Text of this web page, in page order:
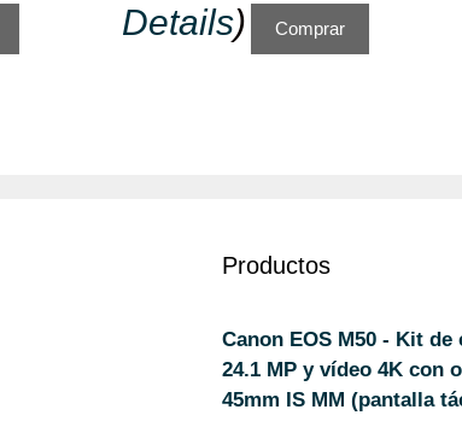
Details) Comprar
Productos
Canon EOS M50 - Kit de
24.1 MP y vídeo 4K con
45mm IS MM (pantalla